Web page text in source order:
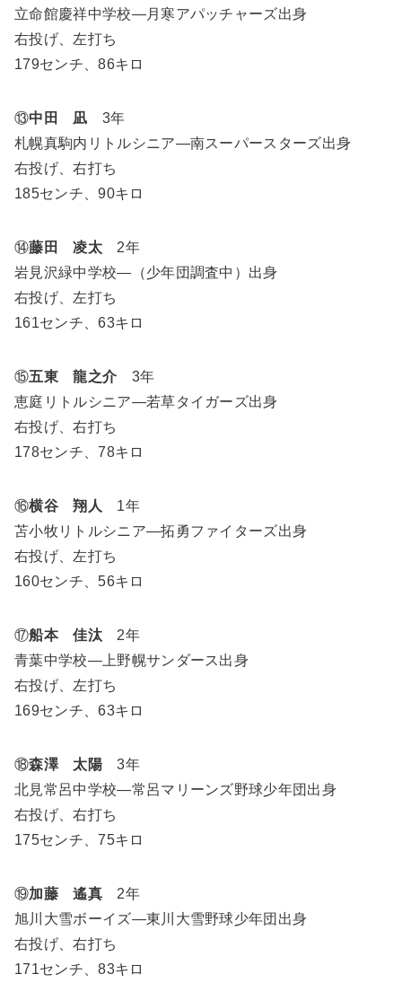
立命館慶祥中学校―月寒アパッチャーズ出身
右投げ、左打ち
179センチ、86キロ
⑬中田 凪 3年
札幌真駒内リトルシニア―南スーパースターズ出身
右投げ、右打ち
185センチ、90キロ
⑭藤田 凌太2年
岩見沢緑中学校―（少年団調査中）出身
右投げ、左打ち
161センチ、63キロ
⑮五東 龍之介 3年
恵庭リトルシニア―若草タイガーズ出身
右投げ、右打ち
178センチ、78キロ
⑯横谷 翔人
1年
苫小牧リトルシニア―拓勇ファイターズ出身
右投げ、左打ち
160センチ、56キロ
⑰船本 佳汰2年
青葉中学校―上野幌サンダース出身
右投げ、左打ち
169センチ、63キロ
⑱森澤 太陽3年
北見常呂中学校―常呂マリーンズ野球少年団出身
右投げ、右打ち
175センチ、75キロ
⑲加藤 遙真2年
旭川大雪ボーイズ―東川大雪野球少年団出身
右投げ、右打ち
171センチ、83キロ